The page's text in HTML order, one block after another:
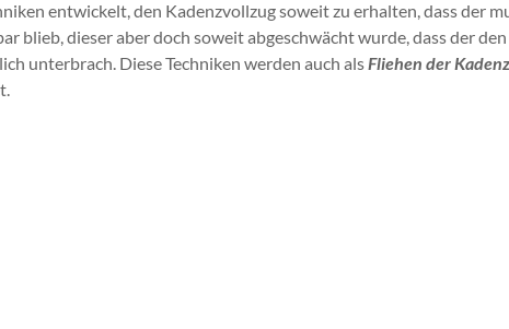
entwickelt, den Kadenzvollzug soweit zu erhalten, dass der
blieb, dieser aber doch soweit abgeschwächt wurde, dass der
unterbrach. Diese Techniken werden auch alsFliehen der Kadenz